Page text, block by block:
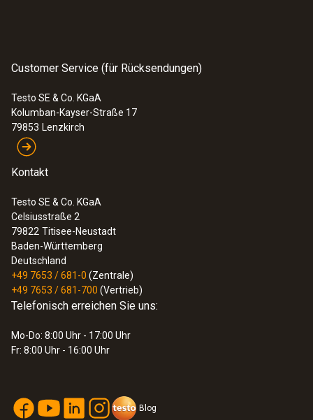
Customer Service (für Rücksendungen)
Testo SE & Co. KGaA
Kolumban-Kayser-Straße 17
79853 Lenzkirch
Kontakt
Testo SE & Co. KGaA
Celsiusstraße 2
79822 Titisee-Neustadt
Baden-Württemberg
Deutschland
+49 7653 / 681-0 (Zentrale)
+49 7653 / 681-700 (Vertrieb)
Telefonisch erreichen Sie uns:
Mo-Do: 8:00 Uhr - 17:00 Uhr
Fr: 8:00 Uhr - 16:00 Uhr
Blog